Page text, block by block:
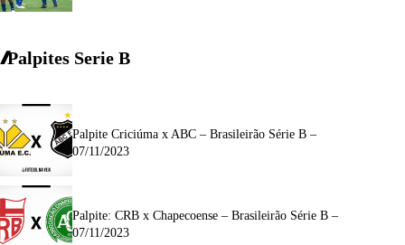
Palpites Serie B
Palpite Criciúma x ABC – Brasileirão Série B –
07/11/2023
Palpite: CRB x Chapecoense – Brasileirão Série B –
07/11/2023